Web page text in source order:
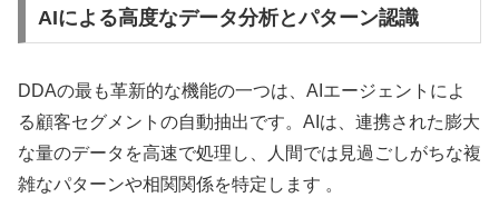
AIによる高度なデータ分析とパターン認識
DDAの最も革新的な機能の一つは、AIエージェントによ
る顧客セグメントの自動抽出です。AIは、連携された膨大
な量のデータを高速で処理し、人間では見過ごしがちな複
雑なパターンや相関関係を特定します 。